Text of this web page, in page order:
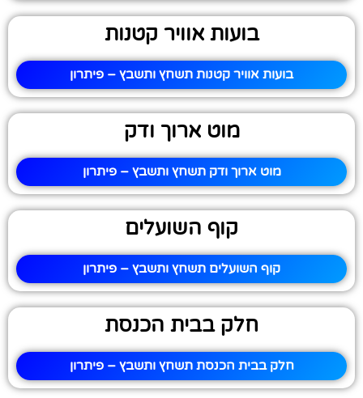
בועות אוויר קטנות
בועות אוויר קטנות תשחץ ותשבץ – פיתרון
מוט ארוך ודק
מוט ארוך ודק תשחץ ותשבץ – פיתרון
קוף השועלים
קוף השועלים תשחץ ותשבץ – פיתרון
חלק בבית הכנסת
חלק בבית הכנסת תשחץ ותשבץ – פיתרון